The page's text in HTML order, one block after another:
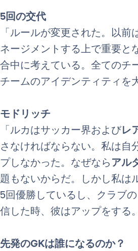
5回の交代
「ルールが変更された。以
ネージメントする上で重要と
合中に考えている。全てのチ
チームのアイデンティティを
モドリッチ
「ルカはサッカー界およびレ
さなければならない。私は自
プしなかった。なぜなら アル
題もないからだ。しかし私は
5回優勝しているし、クラブ
信した時、彼はアップをする
先発のGKは誰になるのか？